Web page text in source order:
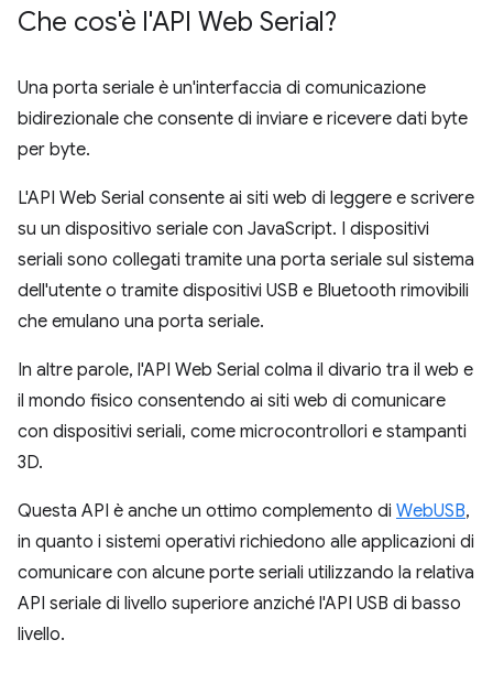
Che cos'è l'API Web Serial?
Una porta seriale è un'interfaccia di comunicazione
bidirezionale che consente di inviare e ricevere dati byte
per byte.
L'API Web Serial consente ai siti web di leggere e scrivere
su un dispositivo seriale con JavaScript. I dispositivi
seriali sono collegati tramite una porta seriale sul sistema
dell'utente o tramite dispositivi USB e Bluetooth rimovibili
che emulano una porta seriale.
In altre parole, l'API Web Serial colma il divario tra il web e
il mondo fisico consentendo ai siti web di comunicare
con dispositivi seriali, come microcontrollori e stampanti
3D.
Questa API è anche un ottimo complemento di WebUSB,
in quanto i sistemi operativi richiedono alle applicazioni di
comunicare con alcune porte seriali utilizzando la relativa
API seriale di livello superiore anziché l'API USB di basso
livello.